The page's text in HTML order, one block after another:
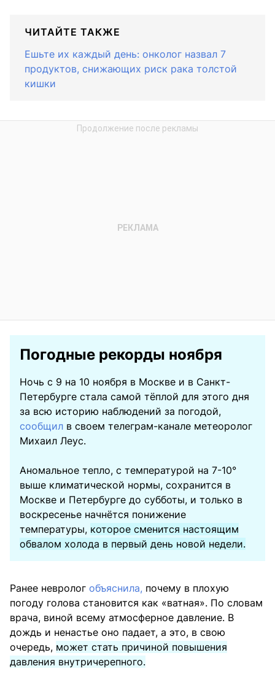
ЧИТАЙТЕ ТАКЖЕ
Ешьте их каждый день: онколог назвал 7
продуктов, снижающих риск рака толстой
кишки
Погодные рекорды ноября
Ночь с 9 на 10 ноября в Москве и в Санкт-
Петербурге стала самой тёплой для этого дня
за всю историю наблюдений за погодой,
сообщил в своем телеграм-канале метеоролог
Михаил Леус.
Аномальное тепло, с температурой на 7-10°
выше климатической нормы, сохранится в
Москве и Петербурге до субботы, и только в
воскресенье начнётся понижение
температуры, которое сменится настоящим
обвалом холода в первый день новой недели.
Ранее невролог объяснила, почему в плохую
погоду голова становится как «ватная». По словам
врача, виной всему атмосферное давление. В
дождь и ненастье оно падает, а это, в свою
очередь, может стать причиной повышения
давления внутричерепного.